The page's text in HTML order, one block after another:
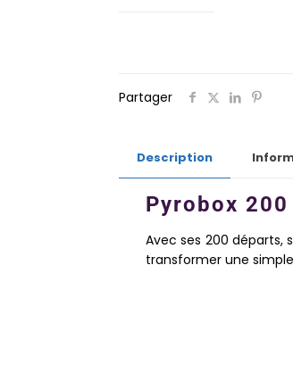
Partager
Description
Pyrobox
Avec ses 200 départs,
transformer une